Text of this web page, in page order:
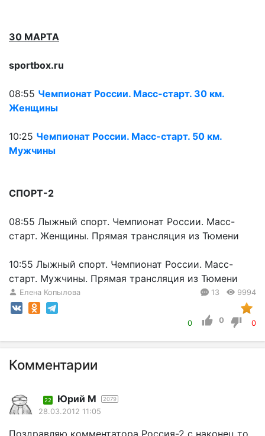
30 МАРТА
sportbox.ru
08:55 Чемпионат России. Масс-старт. 30 км.
Женщины
10:25 Чемпионат России. Масс-старт. 50 км.
Мужчины
СПОРТ-2
08:55 Лыжный спорт. Чемпионат России. Масс-
старт. Женщины. Прямая трансляция из Тюмени
10:55 Лыжный спорт. Чемпионат России. Масс-
старт. Мужчины. Прямая трансляция из Тюмени
Елена Копылова 13 9994
0 0 0
Комментарии
22 Юрий М 2079
28.03.2012 11:05
Поздравляю комментатора Россия-2 с наконец то